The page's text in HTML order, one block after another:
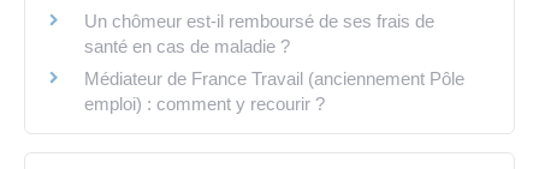
Un chômeur est-il remboursé de ses frais de
santé en cas de maladie ?
Médiateur de France Travail (anciennement Pôle
emploi) : comment y recourir ?